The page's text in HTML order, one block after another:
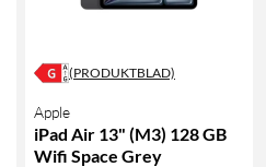
(PRODUKTBLAD)
Apple
iPad Air 13" (M3) 128 GB
Wifi Space Grey